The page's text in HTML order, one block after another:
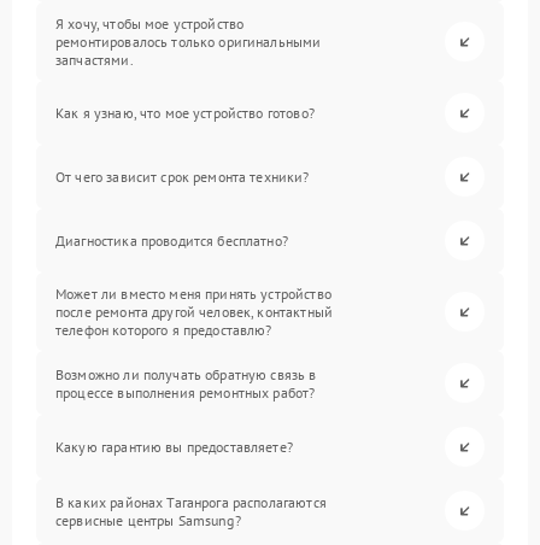
Я хочу, чтобы мое устройство
ремонтировалось только оригинальными
запчастями.
Как я узнаю, что мое устройство готово?
От чего зависит срок ремонта техники?
Диагностика проводится бесплатно?
Может ли вместо меня принять устройство
после ремонта другой человек, контактный
телефон которого я предоставлю?
Возможно ли получать обратную связь в
процессе выполнения ремонтных работ?
Какую гарантию вы предоставляете?
В каких районах Таганрога располагаются
сервисные центры Samsung?